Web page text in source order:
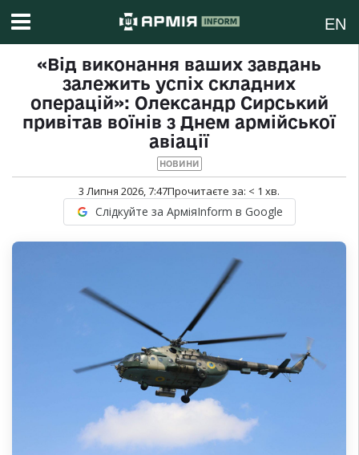
EN
«Від виконання ваших завдань
залежить успіх складних
операцій»: Олександр Сирський
привітав воїнів з Днем армійської
авіації
НОВИНИ
3 Липня 2026, 7:47Прочитаєте за: < 1 хв.
Слідкуйте за АрміяInform в Google